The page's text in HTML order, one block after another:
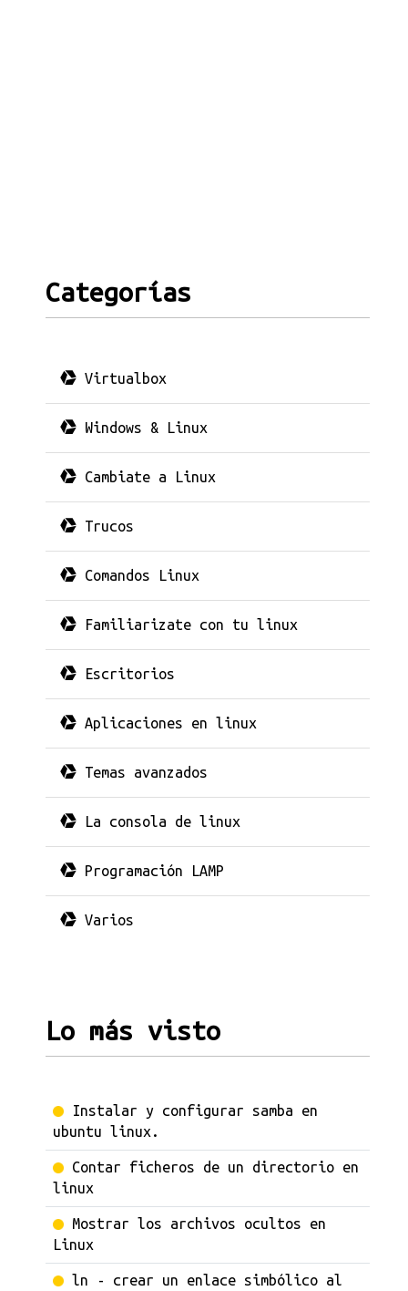
Categorías
Virtualbox
Windows & Linux
Cambiate a Linux
Trucos
Comandos Linux
Familiarizate con tu linux
Escritorios
Aplicaciones en linux
Temas avanzados
La consola de linux
Programación LAMP
Varios
Lo más visto
Instalar y configurar samba en
ubuntu linux.
Contar ficheros de un directorio en
linux
Mostrar los archivos ocultos en
Linux
ln - crear un enlace simbólico al